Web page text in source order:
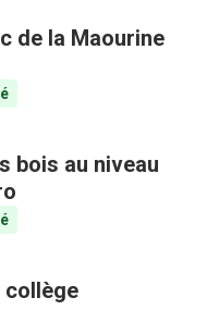
de la Maourine
bois au niveau
collège